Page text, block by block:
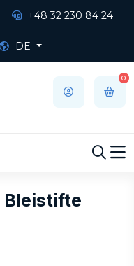
+48 32 230 84 24
DE
0
Bleistifte